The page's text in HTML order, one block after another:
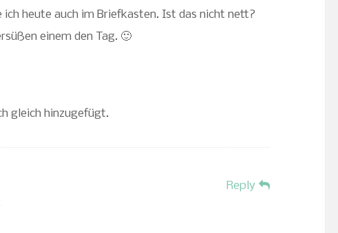
ich heute auch im Briefkasten. Ist das nicht nett?
einem den Tag. 🙂
gleich hinzugefügt.
Reply